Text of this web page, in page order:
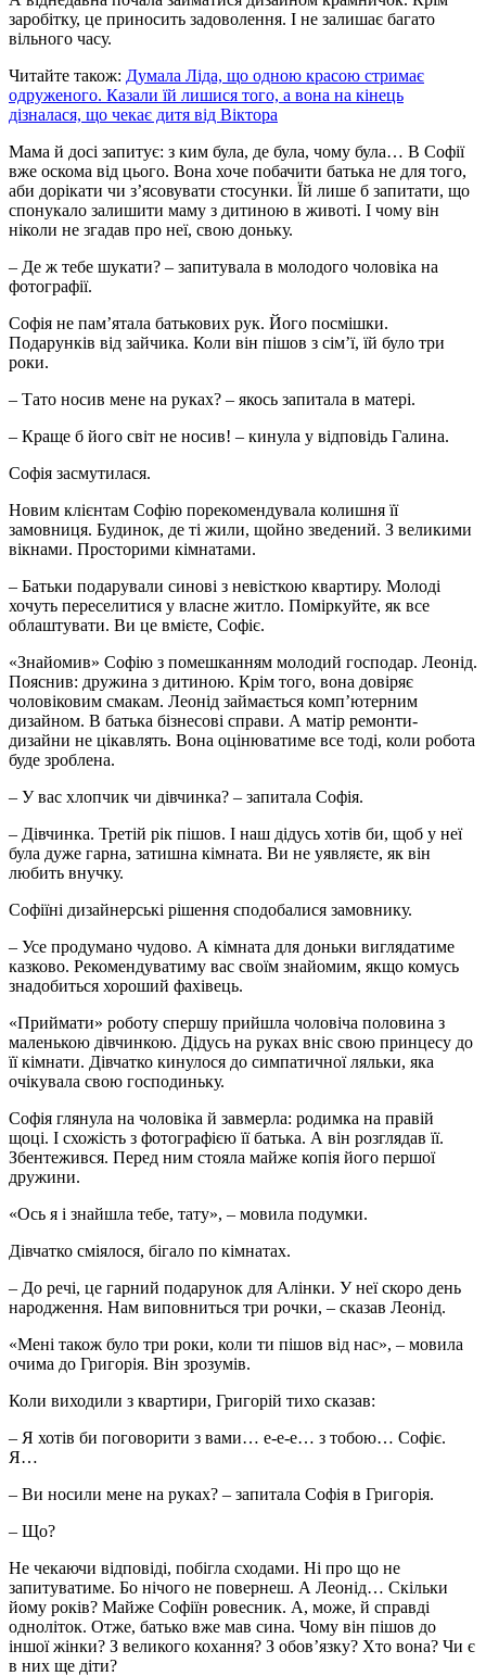
заробітку, це приносить задоволення. І не залишає багато
вільного часу.
Читайте також: Думала Ліда, що одною красою стримає
одруженого. Казали їй лишися того, а вона на кінець
дізналася, що чекає дитя від Віктора
Мама й досі запитує: з ким була, де була, чому була… В Софії
вже оскома від цього. Вона хоче побачити батька не для того,
аби дорікати чи з’ясовувати стосунки. Їй лише б запитати, що
спонукало залишити маму з дитиною в животі. І чому він
ніколи не згадав про неї, свою доньку.
– Де ж тебе шукати? – запитувала в молодого чоловіка на
фотографії.
Софія не пам’ятала батькових рук. Його посмішки.
Подарунків від зайчика. Коли він пішов з сім’ї, їй було три
роки.
– Тато носив мене на руках? – якось запитала в матері.
– Краще б його світ не носив! – кинула у відповідь Галина.
Софія засмутилася.
Новим клієнтам Софію порекомендувала колишня її
замовниця. Будинок, де ті жили, щойно зведений. З великими
вікнами. Просторими кімнатами.
– Батьки подарували синові з невісткою квартиру. Молоді
хочуть переселитися у власне житло. Поміркуйте, як все
облаштувати. Ви це вмієте, Софіє.
«Знайомив» Софію з помешканням молодий господар. Леонід.
Пояснив: дружина з дитиною. Крім того, вона довіряє
чоловіковим смакам. Леонід займається комп’ютерним
дизайном. В батька бізнесові справи. А матір ремонти-
дизайни не цікавлять. Вона оцінюватиме все тоді, коли робота
буде зроблена.
– У вас хлопчик чи дівчинка? – запитала Софія.
– Дівчинка. Третій рік пішов. І наш дідусь хотів би, щоб у неї
була дуже гарна, затишна кімната. Ви не уявляєте, як він
любить внучку.
Софіїні дизайнерські рішення сподобалися замовнику.
– Усе продумано чудово. А кімната для доньки виглядатиме
казково. Рекомендуватиму вас своїм знайомим, якщо комусь
знадобиться хороший фахівець.
«Приймати» роботу спершу прийшла чоловіча половина з
маленькою дівчинкою. Дідусь на руках вніс свою принцесу до
її кімнати. Дівчатко кинулося до симпатичної ляльки, яка
очікувала свою господиньку.
Софія глянула на чоловіка й завмерла: родимка на правій
щоці. І схожість з фотографією її батька. А він розглядав її.
Збентежився. Перед ним стояла майже копія його першої
дружини.
«Ось я і знайшла тебе, тату», – мовила подумки.
Дівчатко сміялося, бігало по кімнатах.
– До речі, це гарний подарунок для Алінки. У неї скоро день
народження. Нам виповниться три рочки, – сказав Леонід.
«Мені також було три роки, коли ти пішов від нас», – мовила
очима до Григорія. Він зрозумів.
Коли виходили з квартири, Григорій тихо сказав:
– Я хотів би поговорити з вами… е-е-е… з тобою… Софіє.
Я…
– Ви носили мене на руках? – запитала Софія в Григорія.
– Що?
Не чекаючи відповіді, побігла сходами. Ні про що не
запитуватиме. Бо нічого не повернеш. А Леонід… Скільки
йому років? Майже Софіїн ровесник. А, може, й справді
одноліток. Отже, батько вже мав сина. Чому він пішов до
іншої жінки? З великого кохання? З обов’язку? Хто вона? Чи є
в них ще діти?